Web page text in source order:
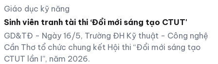
Giáo dục kỹ năng
Sinh viên tranh tài thi ‘Đổi mới sáng tạo CTUT'
GD&TĐ - Ngày 16/5, Trường ĐH Kỹ thuật - Công nghệ
Cần Thơ tổ chức chung kết Hội thi “Đổi mới sáng tạo
CTUT lần I”, năm 2026.